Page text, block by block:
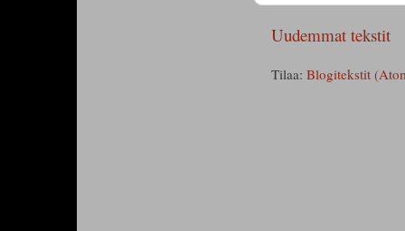
Uudemmat tekstit
Tilaa: Blogitekstit